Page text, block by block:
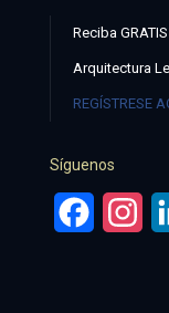
Reciba
Arquitectura
REGÍSTRESE
Síguenos
Facebook